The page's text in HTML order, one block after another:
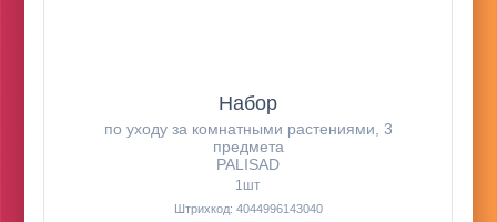
Набор
по уходу за комнатными растениями, 3
предмета
PALISAD
1шт
Штрихкод: 4044996143040